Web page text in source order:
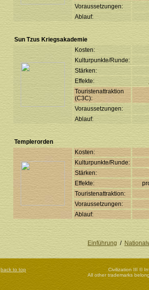
Voraussetzungen:
Ablauf:
Sun Tzus Kriegsakademie
Kosten:
Kulturpunkte/Runde:
Stärken:
Effekte:
Touristenattraktion
(C3C):
Voraussetzungen:
Ablauf:
Templerorden
Kosten:
Kulturpunkte/Runde:
Stärken:
Effekte:
Touristenattraktion:
Voraussetzungen:
Ablauf:
Einführung/
back to top
Civilization III ©
All other trademarks